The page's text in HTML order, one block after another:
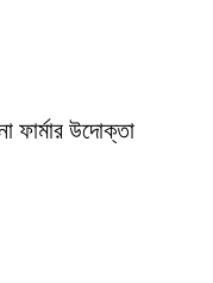
ফার্মার উদোক্তা